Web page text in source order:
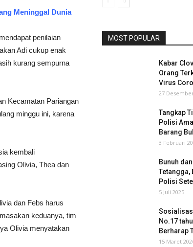
Meninggal Dunia
penilaian
Adi cukup enak
kurang sempurna
Kecamatan Pariangan
minggu ini, karena
kembali
Olivia, Thea dan
dan Febs harus
keduanya, tim
Olivia menyatakan
MOST POPULAR
Kabar
Orang
Virus
27
Tangkap
Polisi
Barang
3 Februari
Bunuh
Tetangga,
Polisi
5 Juli 2025
No.17
Berharap
15 Maret